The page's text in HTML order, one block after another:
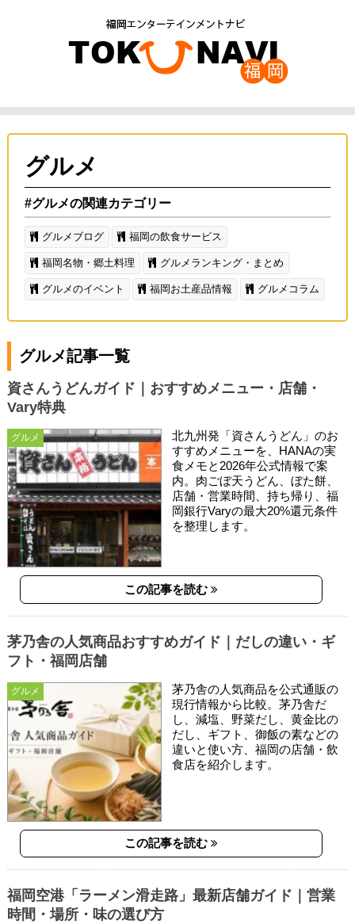
グルメ
#グルメの関連カテゴリー
グルメブログ 福岡の飲食サービス
福岡名物・郷土料理 グルメランキング・まとめ
グルメのイベント 福岡お土産品情報 グルメコラム
グルメ記事一覧
グルメ
資さんうどんガイド｜おすすめメニュー・店舗・
Vary特典
北九州発「資さんうどん」のお
すすめメニューを、HANAの実
食メモと2026年公式情報で案
内。肉ごぼ天うどん、ぼた餅、
店舗・営業時間、持ち帰り、福
岡銀行Varyの最大20%還元条件
を整理します。
この記事を読む
グルメ
茅乃舎の人気商品おすすめガイド｜だしの違い・ギ
フト・福岡店舗
茅乃舎の人気商品を公式通販の
現行情報から比較。茅乃舎だ
し、減塩、野菜だし、黄金比の
だし、ギフト、御飯の素などの
違いと使い方、福岡の店舗・飲
食店を紹介します。
この記事を読む
福岡空港「ラーメン滑走路」最新店舗ガイド｜営業
時間・場所・味の選び方